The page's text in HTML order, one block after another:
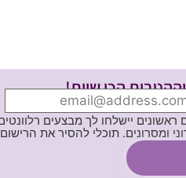
הכי שוות!
ראשונים יישלחו לך מבצעים
הרישום בכל עת